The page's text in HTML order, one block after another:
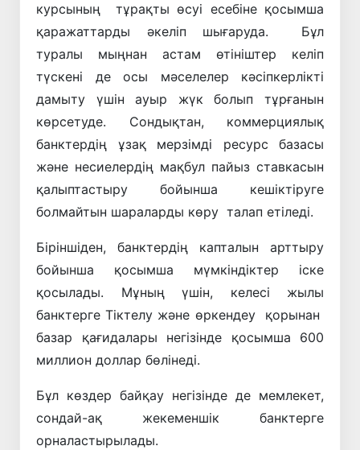
курсының тұрақты өсуі есебіне қосымша
қаражаттарды әкеліп шығаруда. Бұл
туралы мыңнан астам өтініштер келіп
түскені де осы мәселелер кәсіпкерлікті
дамыту үшін ауыр жүк болып тұрғанын
көрсетуде. Сондықтан, коммерциялық
банктердің ұзақ мерзімді ресурс базасы
және несиелердің мақбул пайыз ставкасын
қалыптастыру бойынша кешіктіруге
болмайтын шараларды көру талап етіледі.
Біріншіден, банктердің капталын арттыру
бойынша қосымша мүмкіндіктер іске
қосылады. Мұның үшін, келесі жылы
банктерге Тіктелу және өркендеу қорынан
базар қағидалары негізінде қосымша 600
миллион доллар бөлінеді.
Бұл көздер байқау негізінде де мемлекет,
сондай-ақ жекеменшік банктерге
орналастырылады.